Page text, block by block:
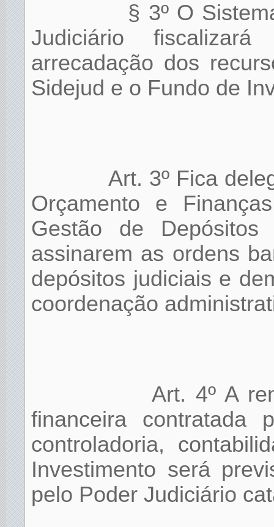
§ 3º O
Judiciário
arrecadação dos
Sidejud e o Fundo de
Art. 3º Fica
Orçamento e
Gestão de
assinarem as ordens
depósitos judiciais e
coordenação
Art. 4º A
financeira contratada
controladoria,
Investimento será
pelo Poder Judiciário